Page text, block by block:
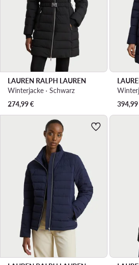
LAUREN RALPH LAUREN
Winterjacke · Schwarz
274,99€
394,99